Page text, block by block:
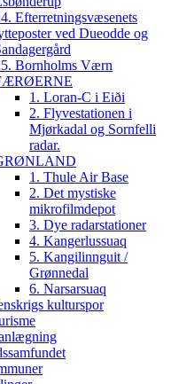
Efterretningsvæsenets
ved Dueodde og
Bornholms Værn
1. Loran-C i Eiði
2. Flyvestationen i
Mjørkadal og Sornfelli
radar.
1. Thule Air Base
2. Det mystiske
mikrofilmdepot
3. Dye radarstationer
4. Kangerlussuaq
5. Kangilinnguit /
Grønnedal
6. Narsarsuaq
kulturspor